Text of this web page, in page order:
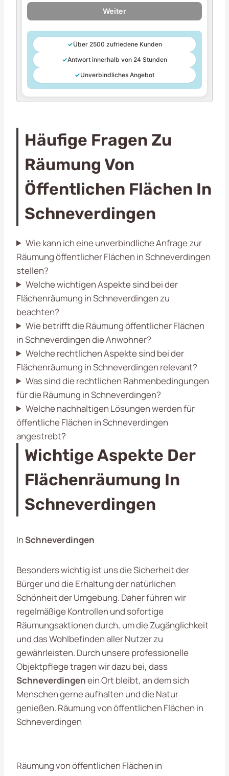
Weiter
✓Über 2500 zufriedene Kunden
✓Antwort innerhalb von 24 Stunden
✓Unverbindliches Angebot
Häufige Fragen Zu
Räumung Von
Öffentlichen Flächen In
Schneverdingen
Wie kann ich eine unverbindliche Anfrage zur
Räumung öffentlicher Flächen in Schneverdingen
stellen?
Welche wichtigen Aspekte sind bei der
Flächenräumung in Schneverdingen zu
beachten?
Wie betrifft die Räumung öffentlicher Flächen
in Schneverdingen die Anwohner?
Welche rechtlichen Aspekte sind bei der
Flächenräumung in Schneverdingen relevant?
Was sind die rechtlichen Rahmenbedingungen
für die Räumung in Schneverdingen?
Welche nachhaltigen Lösungen werden für
öffentliche Flächen in Schneverdingen
angestrebt?
Wichtige Aspekte Der
Flächenräumung In
Schneverdingen
InSchneverdingen
Besonders wichtig ist uns die Sicherheit der
Bürger und die Erhaltung der natürlichen
Schönheit der Umgebung. Daher führen wir
regelmäßige Kontrollen und sofortige
Räumungsaktionen durch, um die Zugänglichkeit
und das Wohlbefinden aller Nutzer zu
gewährleisten. Durch unsere professionelle
Objektpflege tragen wir dazu bei, dass
Schneverdingenein Ort bleibt, an dem sich
Menschen gerne aufhalten und die Natur
genießen. Räumung von öffentlichen Flächen in
Schneverdingen
Räumung von öffentlichen Flächen in